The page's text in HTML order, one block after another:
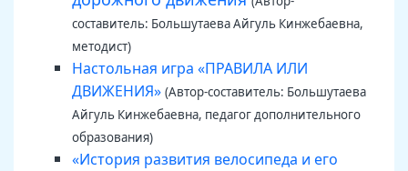
составитель: Большутаева Айгуль Кинжебаевна,
методист)
Настольная игра «ПРАВИЛА ИЛИ
ДВИЖЕНИЯ» (Автор-составитель: Большутаева
Айгуль Кинжебаевна, педагог дополнительного
образования)
«История развития велосипеда и его